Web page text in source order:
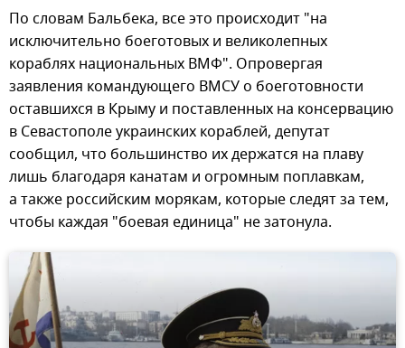
По словам Бальбека, все это происходит "на
исключительно боеготовых и великолепных
кораблях национальных ВМФ". Опровергая
заявления командующего ВМСУ о боеготовности
оставшихся в Крыму и поставленных на консервацию
в Севастополе украинских кораблей, депутат
сообщил, что большинство их держатся на плаву
лишь благодаря канатам и огромным поплавкам,
а также российским морякам, которые следят за тем,
чтобы каждая "боевая единица" не затонула.